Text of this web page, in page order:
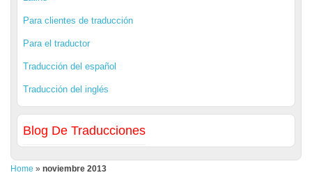
Para clientes de traducción
Para el traductor
Traducción del español
Traducción del inglés
Blog De Traducciones
Home » noviembre 2013